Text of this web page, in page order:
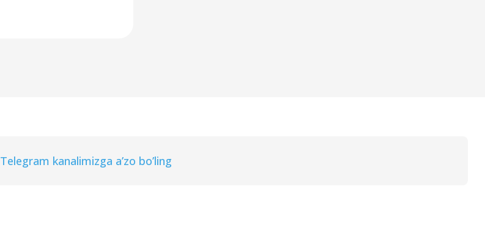
Telegram kanalimizga a’zo bo’ling